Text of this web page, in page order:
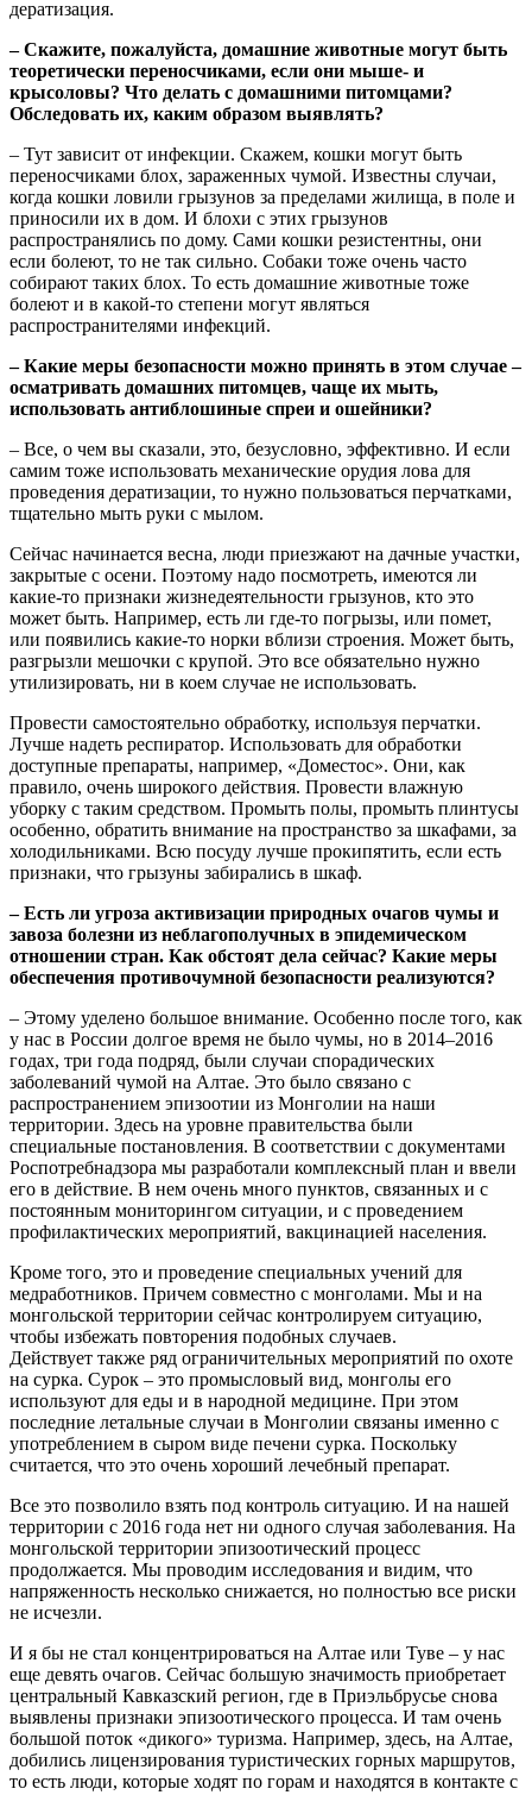
дератизация.
– Скажите, пожалуйста, домашние животные могут быть
теоретически переносчиками, если они мыше- и
крысоловы? Что делать с домашними питомцами?
Обследовать их, каким образом выявлять?
– Тут зависит от инфекции. Скажем, кошки могут быть
переносчиками блох, зараженных чумой. Известны случаи,
когда кошки ловили грызунов за пределами жилища, в поле и
приносили их в дом. И блохи с этих грызунов
распространялись по дому. Сами кошки резистентны, они
если болеют, то не так сильно. Собаки тоже очень часто
собирают таких блох. То есть домашние животные тоже
болеют и в какой-то степени могут являться
распространителями инфекций.
– Какие меры безопасности можно принять в этом случае –
осматривать домашних питомцев, чаще их мыть,
использовать антиблошиные спреи и ошейники?
– Все, о чем вы сказали, это, безусловно, эффективно. И если
самим тоже использовать механические орудия лова для
проведения дератизации, то нужно пользоваться перчатками,
тщательно мыть руки с мылом.
Сейчас начинается весна, люди приезжают на дачные участки,
закрытые с осени. Поэтому надо посмотреть, имеются ли
какие-то признаки жизнедеятельности грызунов, кто это
может быть. Например, есть ли где-то погрызы, или помет,
или появились какие-то норки вблизи строения. Может быть,
разгрызли мешочки с крупой. Это все обязательно нужно
утилизировать, ни в коем случае не использовать.
Провести самостоятельно обработку, используя перчатки.
Лучше надеть респиратор. Использовать для обработки
доступные препараты, например, «Доместос». Они, как
правило, очень широкого действия. Провести влажную
уборку с таким средством. Промыть полы, промыть плинтусы
особенно, обратить внимание на пространство за шкафами, за
холодильниками. Всю посуду лучше прокипятить, если есть
признаки, что грызуны забирались в шкаф.
– Есть ли угроза активизации природных очагов чумы и
завоза болезни из неблагополучных в эпидемическом
отношении стран. Как обстоят дела сейчас? Какие меры
обеспечения противочумной безопасности реализуются?
– Этому уделено большое внимание. Особенно после того, как
у нас в России долгое время не было чумы, но в 2014–2016
годах, три года подряд, были случаи спорадических
заболеваний чумой на Алтае. Это было связано с
распространением эпизоотии из Монголии на наши
территории. Здесь на уровне правительства были
специальные постановления. В соответствии с документами
Роспотребнадзора мы разработали комплексный план и ввели
его в действие. В нем очень много пунктов, связанных и с
постоянным мониторингом ситуации, и с проведением
профилактических мероприятий, вакцинацией населения.
Кроме того, это и проведение специальных учений для
медработников. Причем совместно с монголами. Мы и на
монгольской территории сейчас контролируем ситуацию,
чтобы избежать повторения подобных случаев.
Действует также ряд ограничительных мероприятий по охоте
на сурка. Сурок – это промысловый вид, монголы его
используют для еды и в народной медицине. При этом
последние летальные случаи в Монголии связаны именно с
употреблением в сыром виде печени сурка. Поскольку
считается, что это очень хороший лечебный препарат.
Все это позволило взять под контроль ситуацию. И на нашей
территории с 2016 года нет ни одного случая заболевания. На
монгольской территории эпизоотический процесс
продолжается. Мы проводим исследования и видим, что
напряженность несколько снижается, но полностью все риски
не исчезли.
И я бы не стал концентрироваться на Алтае или Туве – у нас
еще девять очагов. Сейчас большую значимость приобретает
центральный Кавказский регион, где в Приэльбрусье снова
выявлены признаки эпизоотического процесса. И там очень
большой поток «дикого» туризма. Например, здесь, на Алтае,
добились лицензирования туристических горных маршрутов,
то есть люди, которые ходят по горам и находятся в контакте с